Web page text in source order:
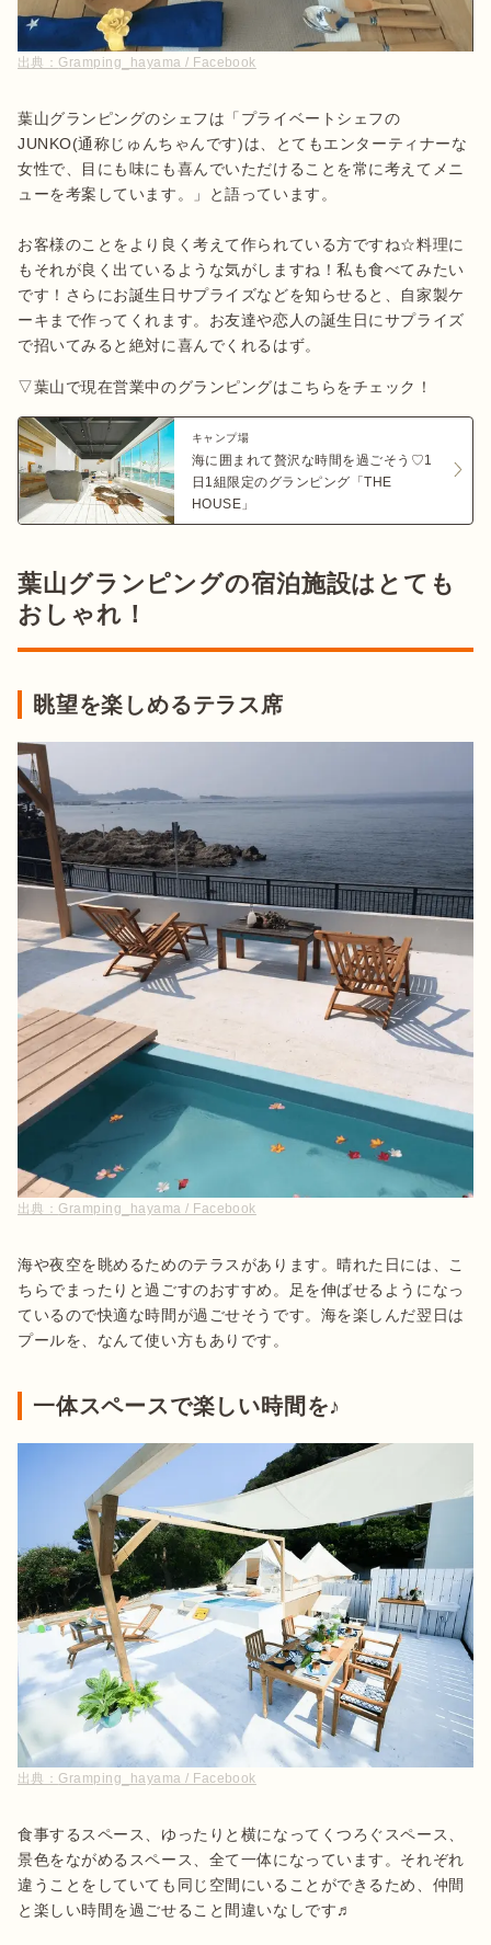
出典： Gramping_hayama / Facebook
葉山グランピングのシェフは「プライベートシェフの
JUNKO(通称じゅんちゃんです)は、とてもエンターティナーな
女性で、目にも味にも喜んでいただけることを常に考えてメニ
ューを考案しています。」と語っています。
お客様のことをより良く考えて作られている方ですね☆料理に
もそれが良く出ているような気がしますね！私も食べてみたい
です！さらにお誕生日サプライズなどを知らせると、自家製ケ
ーキまで作ってくれます。お友達や恋人の誕生日にサプライズ
で招いてみると絶対に喜んでくれるはず。
▽葉山で現在営業中のグランピングはこちらをチェック！
キャンプ場
海に囲まれて贅沢な時間を過ごそう♡1
日1組限定のグランピング「THE
HOUSE」
葉山グランピングの宿泊施設はとても
おしゃれ！
眺望を楽しめるテラス席
出典： Gramping_hayama / Facebook
海や夜空を眺めるためのテラスがあります。晴れた日には、こ
ちらでまったりと過ごすのおすすめ。足を伸ばせるようになっ
ているので快適な時間が過ごせそうです。海を楽しんだ翌日は
プールを、なんて使い方もありです。
一体スペースで楽しい時間を♪
出典： Gramping_hayama / Facebook
食事するスペース、ゆったりと横になってくつろぐスペース、
景色をながめるスペース、全て一体になっています。それぞれ
違うことをしていても同じ空間にいることができるため、仲間
と楽しい時間を過ごせること間違いなしです♬